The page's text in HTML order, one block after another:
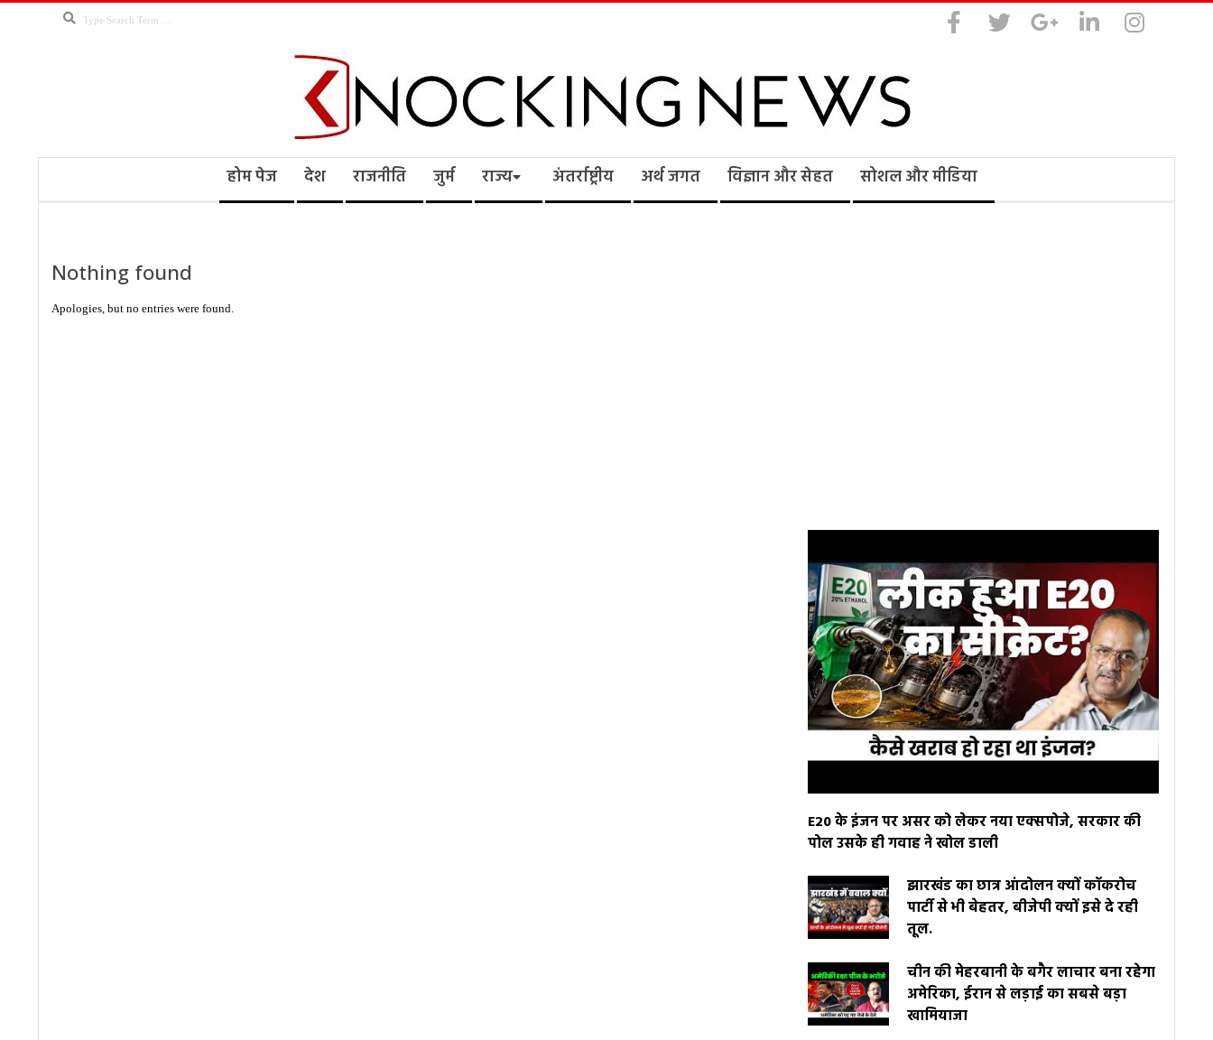
Search
Knocking
होम पेज देश राजनीति जुर्म राज्य अंतर्राष्ट्रीय अर्थ जगत विज्ञान और सेहत सोशल और मीडिया
Nothing found
Apologies, but no entries were found.
E20 के इंजन पर असर को लेकर नया एक्सपोजे, सरकार की
पोल उसके ही गवाह ने खोल डाली
झारखंड का छात्र आंदोलन क्यों कॉकरोच
पार्टी से भी बेहतर, बीजेपी क्यों इसे दे रही
तूल.
चीन की मेहरबानी के बगैर लाचार बना रहेगा
अमेरिका, ईरान से लड़ाई का सबसे बड़ा
खामियाजा